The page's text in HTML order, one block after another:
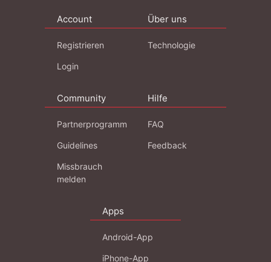
Account
Registrieren
Login
Über uns
Technologie
Community
Partnerprogramm
Guidelines
Missbrauch
melden
Hilfe
FAQ
Feedback
Apps
Android-App
iPhone-App